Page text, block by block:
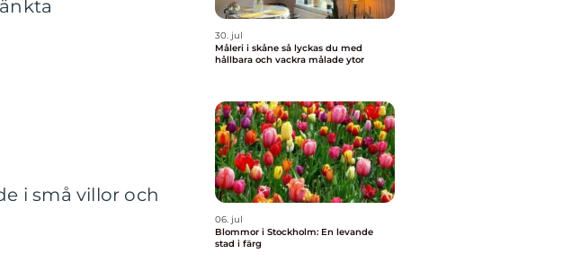
i små villor och
30. jul
Måleri i skåne så lyckas du med
hållbara och vackra målade ytor
06. jul
Blommor i Stockholm: En levande
stad i färg